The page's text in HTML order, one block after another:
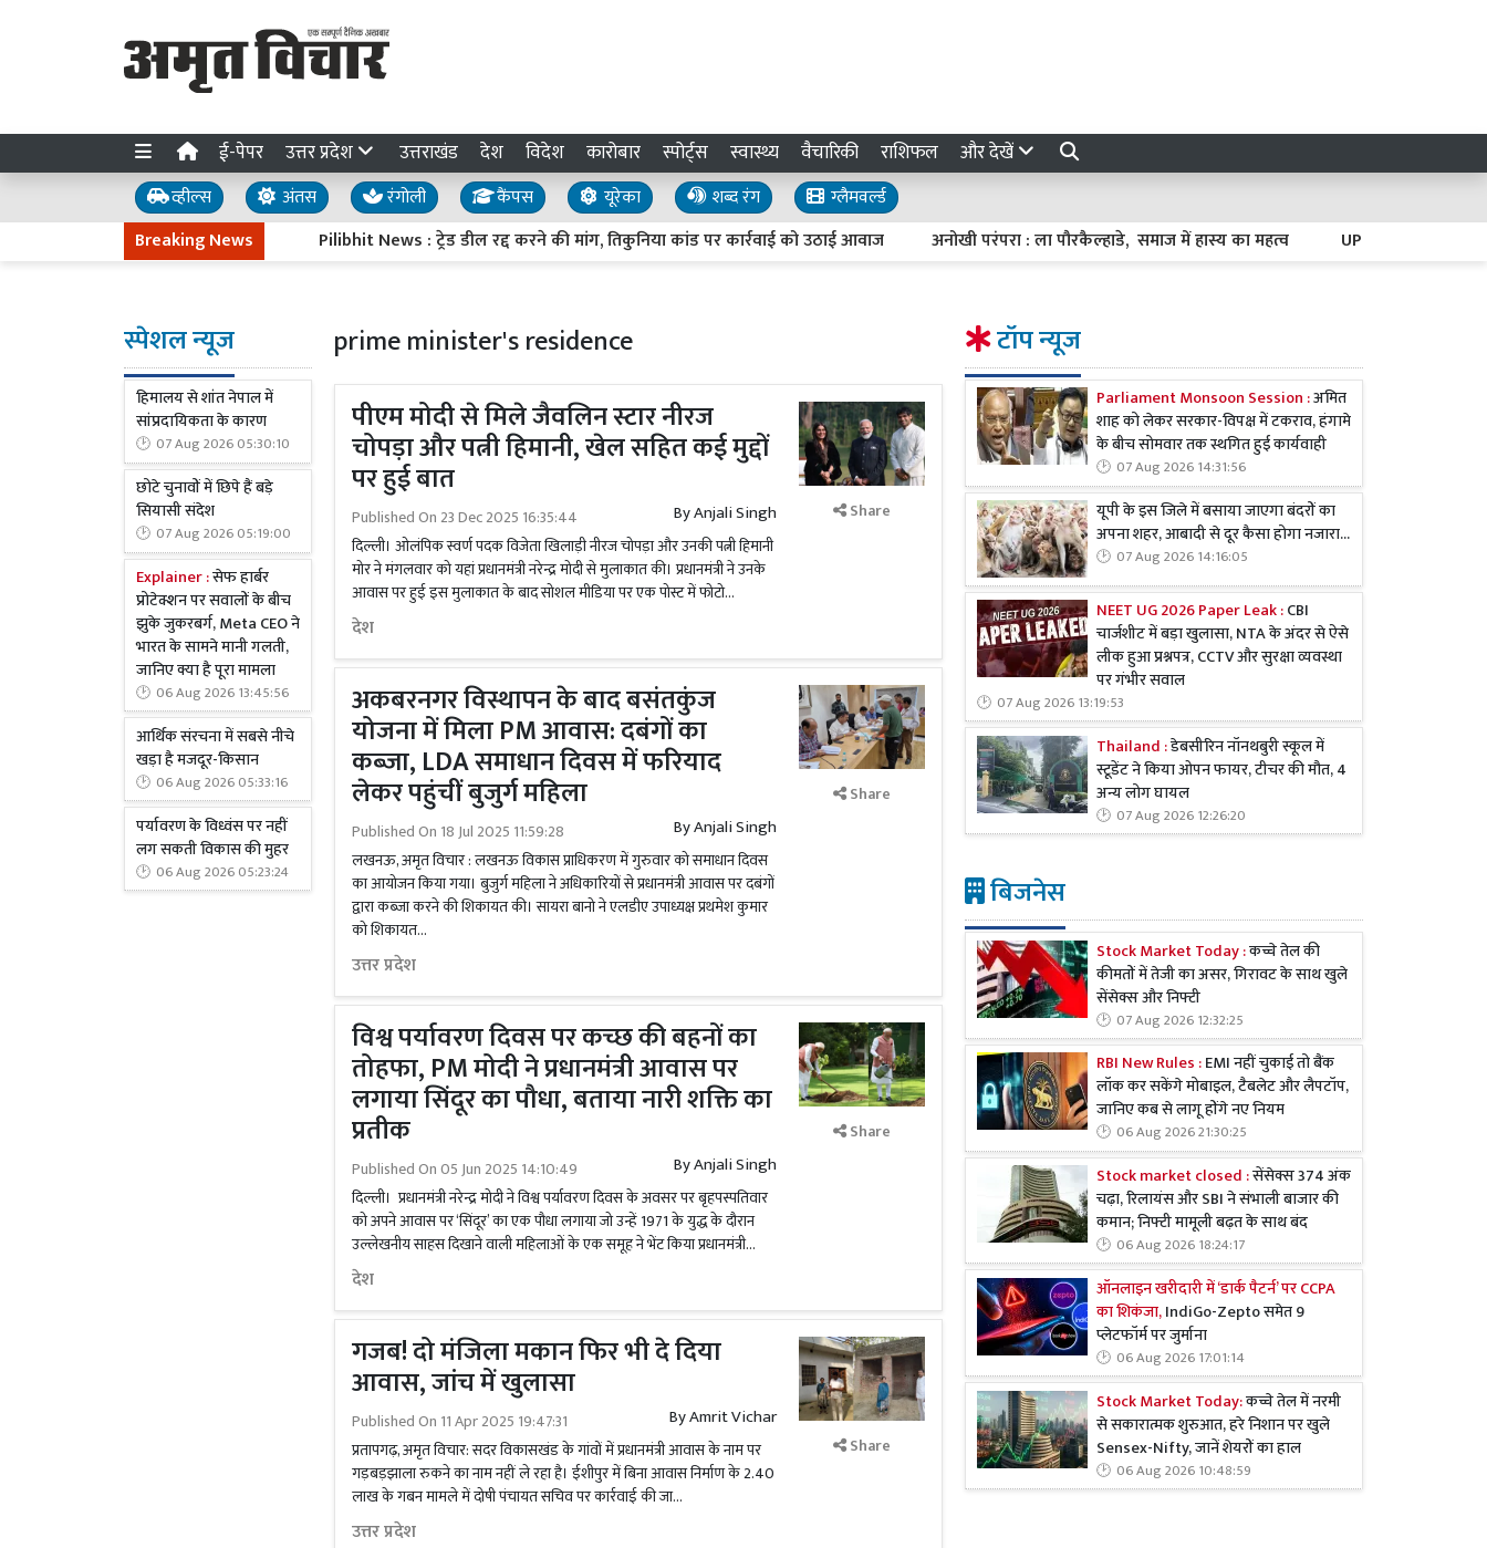
ई-पेपर उत्तर प्रदेश उत्तराखंड देश विदेश कारोबार स्पोर्ट्स स्वास्थ्य वैचारिकी राशिफल और देखें
व्हील्स अंतस रंगोली कैंपस यूरेका शब्द रंग
ग्लैमवर्ल्ड
Breaking NewsPilibhit News : ट्रेड डील रद्द करने की मांग, तिकुनिया कांड पर कार्रवाई को उठाई आवाज अनोखी परंपरा : ला पौरकैल्हाडे, समाज में हास्य का महत्व UP Politics : राज्यपाल के
स्पेशल न्यूज
हिमालय से शांत नेपाल में
सांप्रदायिकता के कारण
07 Aug 2026 05:30:10
छोटे चुनावों में छिपे हैं बड़े
सियासी संदेश
07 Aug 2026 05:19:00
Explainer :सेफ हार्बर
प्रोटेक्शन पर सवालों के बीच
झुके जुकरबर्ग, Meta CEO ने
भारत के सामने मानी गलती,
जानिए क्या है पूरा मामला
06 Aug 2026 13:45:56
आर्थिक संरचना में सबसे नीचे
खड़ा है मजदूर-किसान
06 Aug 2026 05:33:16
पर्यावरण के विध्वंस पर नहीं
लग सकती विकास की मुहर
06 Aug 2026 05:23:24
prime minister's residence
पीएम मोदी से मिले जैवलिन स्टार नीरज
चोपड़ा और पत्नी हिमानी, खेल सहित कई मुद्दों
पर हुई बात
Published On 23 Dec 2025 16:35:44 ByAnjali Singh
दिल्ली। ओलंपिक स्वर्ण पदक विजेता खिलाड़ी नीरज चोपड़ा और उनकी पत्नी हिमानी
मोर ने मंगलवार को यहां प्रधानमंत्री नरेन्द्र मोदी से मुलाकात की। प्रधानमंत्री ने उनके
आवास पर हुई इस मुलाकात के बाद सोशल मीडिया पर एक पोस्ट में फोटो...
देश
Share
अकबरनगर विस्थापन के बाद बसंतकुंज
योजना में मिला PM आवास: दबंगों का
कब्जा, LDA समाधान दिवस में फरियाद
लेकर पहुंचीं बुजुर्ग महिला
Published On 18 Jul 2025 11:59:28 ByAnjali Singh
लखनऊ, अमृत विचार : लखनऊ विकास प्राधिकरण में गुरुवार को समाधान दिवस
का आयोजन किया गया। बुजुर्ग महिला ने अधिकारियों से प्रधानमंत्री आवास पर दबंगों
द्वारा कब्जा करने की शिकायत की। सायरा बानो ने एलडीए उपाध्यक्ष प्रथमेश कुमार
को शिकायत...
उत्तर प्रदेश
Share
विश्व पर्यावरण दिवस पर कच्छ की बहनों का
तोहफा, PM मोदी ने प्रधानमंत्री आवास पर
लगाया सिंदूर का पौधा, बताया नारी शक्ति का
प्रतीक
Published On05 Jun 2025 14:10:49 ByAnjali Singh
दिल्ली। प्रधानमंत्री नरेन्द्र मोदी ने विश्व पर्यावरण दिवस के अवसर पर बृहपस्पतिवार
को अपने आवास पर ‘सिंदूर’ का एक पौधा लगाया जो उन्हें 1971 के युद्ध के दौरान
उल्लेखनीय साहस दिखाने वाली महिलाओं के एक समूह ने भेंट किया प्रधानमंत्री...
देश
Share
गजब! दो मंजिला मकान फिर भी दे दिया
आवास, जांच में खुलासा
Published On 11 Apr 2025 19:47:31 ByAmrit Vichar
प्रतापगढ़, अमृत विचार: सदर विकासखंड के गांवों में प्रधानमंत्री आवास के नाम पर
गड़बड़झाला रुकने का नाम नहीं ले रहा है। ईशीपुर में बिना आवास निर्माण के 2.40
लाख के गबन मामले में दोषी पंचायत सचिव पर कार्रवाई की जा...
उत्तर प्रदेश
Share
टॉप न्यूज
Parliament Monsoon Session :अमित
शाह को लेकर सरकार-विपक्ष में टकराव, हंगामे
के बीच सोमवार तक स्थगित हुई कार्यवाही
07 Aug 2026 14:31:56
यूपी के इस जिले में बसाया जाएगा बंदरों का
अपना शहर, आबादी से दूर कैसा होगा नजारा...
07 Aug 2026 14:16:05
NEET UG 2026 Paper Leak :CBI
चार्जशीट में बड़ा खुलासा, NTA के अंदर से ऐसे
लीक हुआ प्रश्नपत्र, CCTV और सुरक्षा व्यवस्था
पर गंभीर सवाल
07 Aug 2026 13:19:53
Thailand :डेबसीरिन नॉनथबुरी स्कूल में
स्टूडेंट ने किया ओपन फायर, टीचर की मौत, 4
अन्य लोग घायल
07 Aug 2026 12:26:20
बिजनेस
Stock Market Today :कच्चे तेल की
कीमतों में तेजी का असर, गिरावट के साथ खुले
सेंसेक्स और निफ्टी
07 Aug 2026 12:32:25
RBI New Rules :EMI नहीं चुकाई तो बैंक
लॉक कर सकेंगे मोबाइल, टैबलेट और लैपटॉप,
जानिए कब से लागू होंगे नए नियम
06 Aug 2026 21:30:25
Stock market closed :सेंसेक्स 374 अंक
चढ़ा, रिलायंस और SBI ने संभाली बाजार की
कमान; निफ्टी मामूली बढ़त के साथ बंद
06 Aug 2026 18:24:17
ऑनलाइन खरीदारी में ‘डार्क पैटर्न’ पर CCPA
का शिकंजा,IndiGo-Zepto समेत 9
प्लेटफॉर्म पर जुर्माना
06 Aug 2026 17:01:14
Stock Market Today:कच्चे तेल में नरमी
से सकारात्मक शुरुआत, हरे निशान पर खुले
Sensex-Nifty, जानें शेयरों का हाल
06 Aug 2026 10:48:59